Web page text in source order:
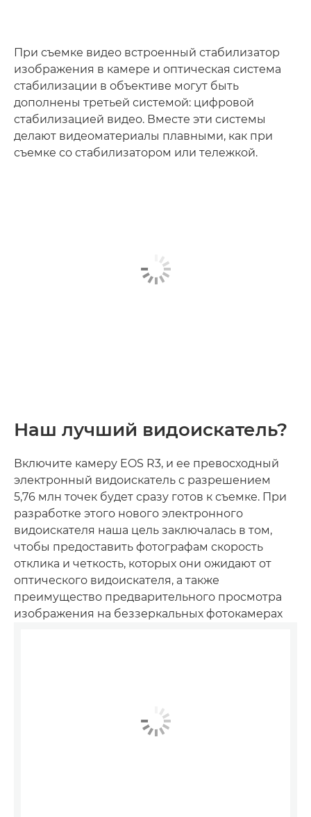
При съемке видео встроенный стабилизатор
изображения в камере и оптическая система
стабилизации в объективе могут быть
дополнены третьей системой: цифровой
стабилизацией видео. Вместе эти системы
делают видеоматериалы плавными, как при
съемке со стабилизатором или тележкой.
Наш лучший видоискатель?
Включите камеру EOS R3, и ее превосходный
электронный видоискатель с разрешением
5,76 млн точек будет сразу готов к съемке. При
разработке этого нового электронного
видоискателя наша цель заключалась в том,
чтобы предоставить фотографам скорость
отклика и четкость, которых они ожидают от
оптического видоискателя, а также
преимущество предварительного просмотра
изображения на беззеркальных фотокамерах